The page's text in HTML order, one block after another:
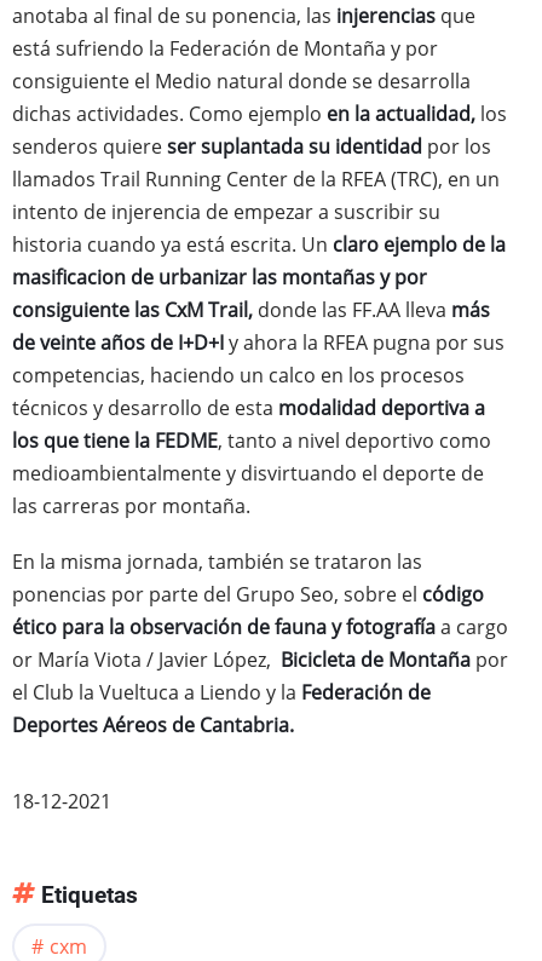
anotaba al final de su ponencia, las injerencias que
está sufriendo la Federación de Montaña y por
consiguiente el Medio natural donde se desarrolla
dichas actividades. Como ejemplo en la actualidad, los
senderos quiereser suplantada su identidad por los
llamados Trail Running Center de la RFEA (TRC), en un
intento de injerencia de empezar a suscribir su
historia cuando ya está escrita. Un claro ejemplo de la
masificacion de urbanizar las montañas y por
consiguiente las CxM Trail, donde las FF.AA lleva más
de veinte años de I+D+Iy ahora la RFEA pugna por sus
competencias, haciendo un calco en los procesos
técnicos y desarrollo de esta modalidad deportiva a
los que tiene la FEDME, tanto a nivel deportivo como
medioambientalmente y disvirtuando el deporte de
las carreras por montaña.
En la misma jornada, también se trataron las
ponencias por parte del Grupo Seo, sobre el código
ético para la observación de fauna y fotografíaa cargo
or María Viota / Javier López, Bicicleta de Montaña por
el Club la Vueltuca a Liendo y la Federación de
Deportes Aéreos de Cantabria.
18-12-2021
Etiquetas
cxm